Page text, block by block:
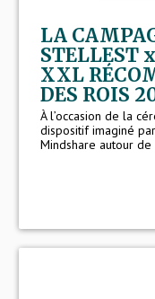
LA
STELLEST
XXL
DES ROIS
À l’occasion de la
dispositif imaginé
Mindshare autour de